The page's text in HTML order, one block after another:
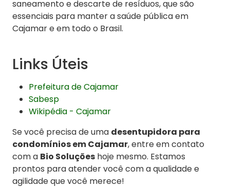
saneamento e descarte de resíduos, que são
essenciais para manter a saúde pública em
Cajamar e em todo o Brasil.
Links Úteis
Prefeitura de Cajamar
Sabesp
Wikipédia - Cajamar
Se você precisa de uma desentupidora para
condomínios em Cajamar, entre em contato
com a Bio Soluções hoje mesmo. Estamos
prontos para atender você com a qualidade e
agilidade que você merece!